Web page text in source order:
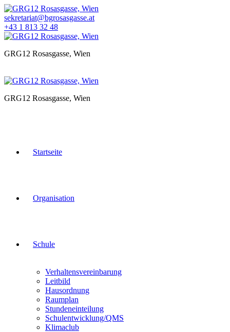
Zum
Inhalt
springen
sekretariat@bgrosasgasse.at
+43 1 813 32 48
GRG12 Rosasgasse, Wien
GRG12 Rosasgasse, Wien
Startseite
Organisation
Schule
Verhaltensvereinbarung
Leitbild
Hausordnung
Raumplan
Stundeneinteilung
Schulentwicklung/QMS
Klimaclub